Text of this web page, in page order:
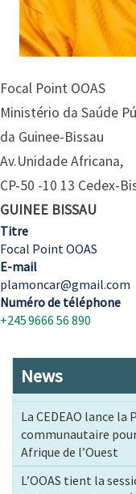
Focal Point OOAS
Ministério da Saúde
da Guinee-Bissau
Av.Unidade Africana,
CP-50 -10 13 Cedex-
GUINEE BISSAU
Titre
Focal Point OOAS
E-mail
plamoncar@gmail.com
Numéro de téléphone
+245 9666 56 890
News
La CEDEAO lance
communautaire
Afrique de l’Ouest
L’OOAS tient la